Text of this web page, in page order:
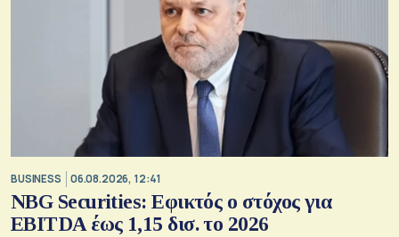
BUSINESS 06.08.2026, 12:41
NBG Securities: Εφικτός ο στόχος για
EBITDA έως 1,15 δισ. το 2026